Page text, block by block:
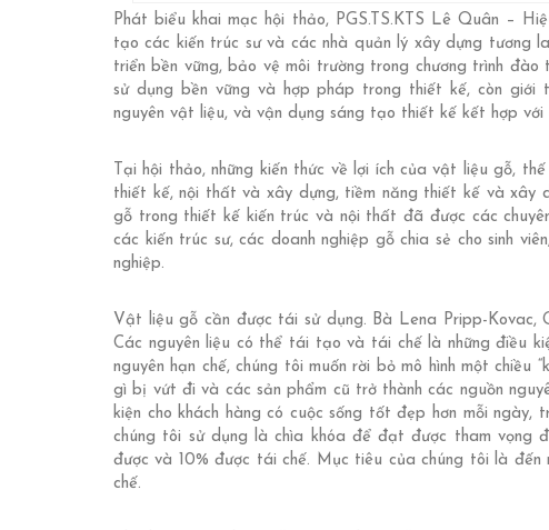
Phát biểu khai mạc hội thảo, PGS.TS.KTS Lê Quân –
tạo các kiến trúc sư và các nhà quản lý xây dựng tương
triển bền vững, bảo vệ môi trường trong chương trình
sử dụng bền vững và hợp pháp trong thiết kế, còn giới
nguyên vật liệu, và vận dụng sáng tạo thiết kế kết hợp với
Tại hội thảo, những kiến thức về lợi ích của vật liệu gỗ,
thiết kế, nội thất và xây dựng, tiềm năng thiết kế và xây
gỗ trong thiết kế kiến trúc và nội thất đã được các
các kiến trúc sư, các doanh nghiệp gỗ chia sẻ cho sinh
nghiệp.
Vật liệu gỗ cần được tái sử dụng. Bà Lena Pripp-Kovac,
Các nguyên liệu có thể tái tạo và tái chế là những điều
nguyên hạn chế, chúng tôi muốn rời bỏ mô hình một chiều
gì bị vứt đi và các sản phẩm cũ trở thành các nguồn
kiện cho khách hàng có cuộc sống tốt đẹp hơn mỗi ngày,
chúng tôi sử dụng là chìa khóa để đạt được tham vọng
được và 10% được tái chế. Mục tiêu của chúng tôi là
chế.